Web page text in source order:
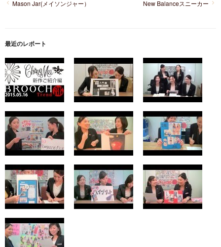
New Balanceスニーカー
Mason Jar(メイソンジャー）
最近のレポート